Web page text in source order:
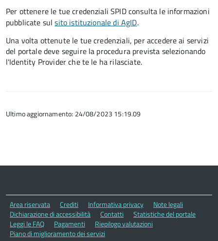
Per ottenere le tue credenziali SPID consulta le informazioni
pubblicate sulsito istituzionale di AgID.
Una volta ottenute le tue credenziali, per accedere ai servizi
del portale deve seguire la procedura prevista selezionando
l'Identity Provider che te le ha rilasciate.
Ultimo aggiornamento: 24/08/2023 15:19.09
Area riservata Crediti Informativa privacy
Note legali
Dichiarazione di accessibilità
Contatti
Statistiche del portale
Leggi le FAQ
Pagamenti
Riepilogo valutazioni
Piano di miglioramento dei servizi